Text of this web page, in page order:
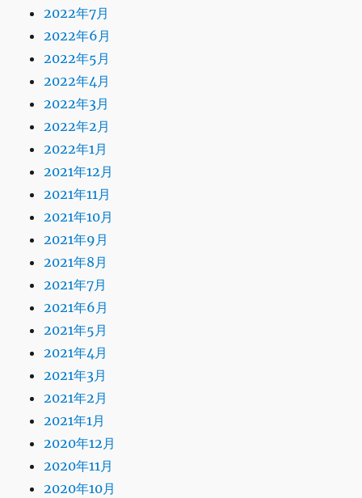
2022年7月
2022年6月
2022年5月
2022年4月
2022年3月
2022年2月
2022年1月
2021年12月
2021年11月
2021年10月
2021年9月
2021年8月
2021年7月
2021年6月
2021年5月
2021年4月
2021年3月
2021年2月
2021年1月
2020年12月
2020年11月
2020年10月